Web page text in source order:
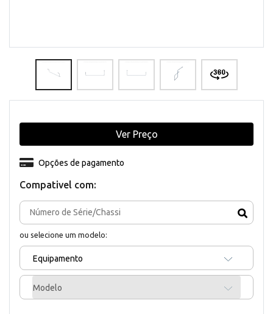
Compativel com:
ou selecione um modelo:
Equipamento
Modelo
Opções de pagamento
Ver Preço